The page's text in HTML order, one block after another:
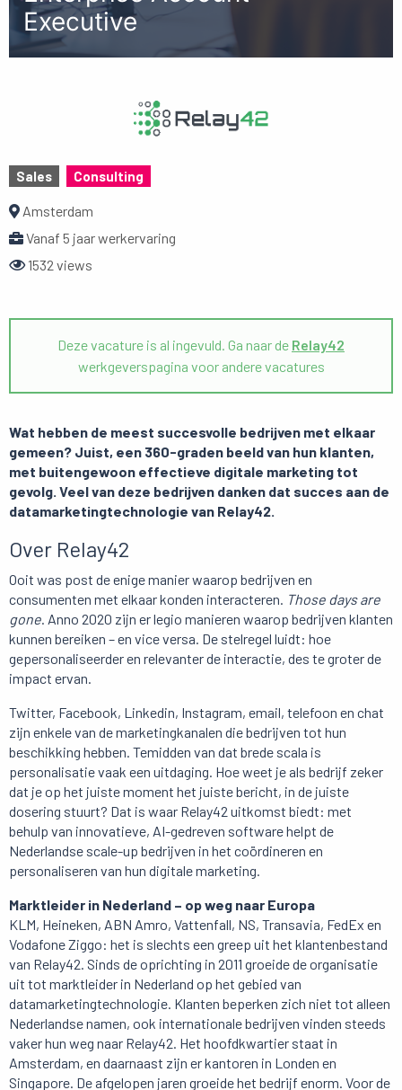
Executive
Sales Consulting
Amsterdam
Vanaf 5 jaar werkervaring
1532 views
Deze vacature is al ingevuld. Ga naar de Relay42
werkgeverspagina voor andere vacatures
Wat hebben de meest succesvolle bedrijven met elkaar
gemeen? Juist, een 360-graden beeld van hun klanten,
met buitengewoon effectieve digitale marketing tot
gevolg. Veel van deze bedrijven danken dat succes aan de
datamarketingtechnologie van Relay42.
Over Relay42
Ooit was post de enige manier waarop bedrijven en
consumenten met elkaar konden interacteren. Those days are
gone. Anno 2020 zijn er legio manieren waarop bedrijven klanten
kunnen bereiken – en vice versa. De stelregel luidt: hoe
gepersonaliseerder en relevanter de interactie, des te groter de
impact ervan.
Twitter, Facebook, Linkedin, Instagram, email, telefoon en chat
zijn enkele van de marketingkanalen die bedrijven tot hun
beschikking hebben. Temidden van dat brede scala is
personalisatie vaak een uitdaging. Hoe weet je als bedrijf zeker
dat je op het juiste moment het juiste bericht, in de juiste
dosering stuurt? Dat is waar Relay42 uitkomst biedt: met
behulp van innovatieve, AI-gedreven software helpt de
Nederlandse scale-up bedrijven in het coördineren en
personaliseren van hun digitale marketing.
Marktleider in Nederland – op weg naar Europa
KLM, Heineken, ABN Amro, Vattenfall, NS, Transavia, FedEx en
Vodafone Ziggo: het is slechts een greep uit het klantenbestand
van Relay42. Sinds de oprichting in 2011 groeide de organisatie
uit tot marktleider in Nederland op het gebied van
datamarketingtechnologie. Klanten beperken zich niet tot alleen
Nederlandse namen, ook internationale bedrijven vinden steeds
vaker hun weg naar Relay42. Het hoofdkwartier staat in
Amsterdam, en daarnaast zijn er kantoren in Londen en
Singapore. De afgelopen jaren groeide het bedrijf enorm. Voor de